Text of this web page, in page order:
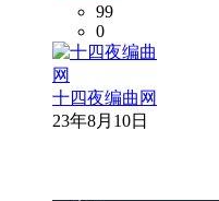
99
0
十四夜编曲网
23年8月10日